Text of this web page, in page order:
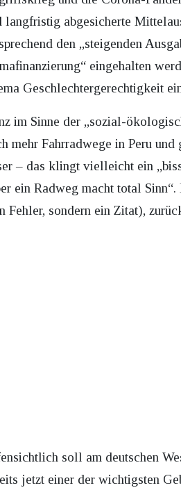
langfristig abgesicherte
den „steigenden
eingehalten
Geschlechtergerechtigkeit
im Sinne der „sozial-
mehr Fahrradwege in Peru
– das klingt vielleicht ein
ein Radweg macht total
Fehler, sondern ein Zitat),
soll am deutschen
jetzt einer der wichtigsten